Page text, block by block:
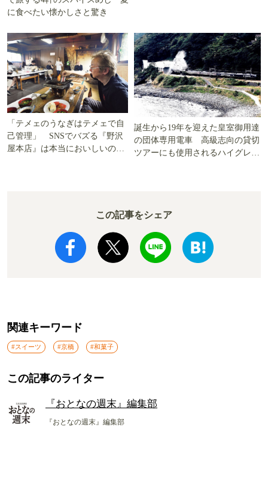
に食べたい懐かしさと驚き
「テメェのうなぎはテメェで自
己管理」 SNSでバズる『野沢
屋本店』は本当においしいの
誕生から19年を迎えた皇室御用達
の団体専用電車 高級志向の貸切
ツアーにも使用されるハイグレー
この記事をシェア
関連キーワード
#スイーツ #京橋 #和菓子
この記事のライター
『おとなの週末』編集部
『おとなの週末』編集部